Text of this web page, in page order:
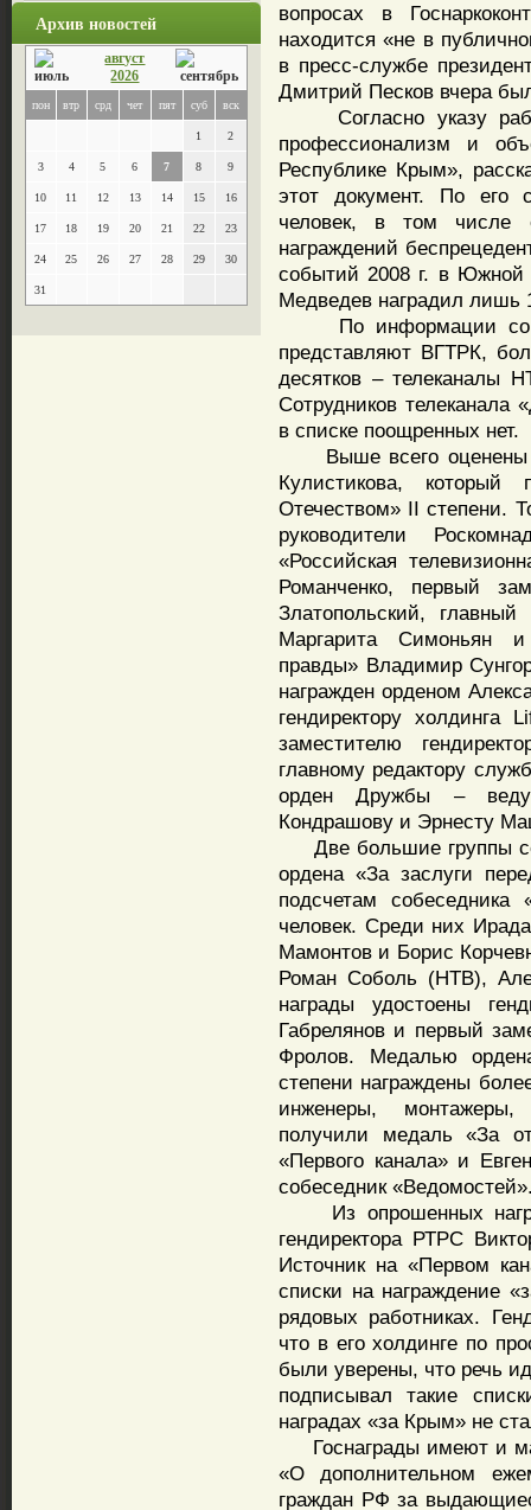
Архив новостей
август
2026
пон втр срд чет пят суб вск
1 2
3 4 5 6 7 8 9
10 11 12 13 14 15 16
17 18 19 20 21 22 23
24 25 26 27 28 29 30
31
вопросах в
находится «не в
в пресс-службе
Дмитрий Песков вчера
Согласно указу
профессионализм и
Республике Крым»,
этот документ. По его
человек, в том числе
награждений
событий 2008 г. в Южной
Медведев наградил лишь
По информации
представляют ВГТРК,
десятков – телеканалы
Сотрудников
в списке поощренных нет.
Выше всего оценены
Кулистикова,
Отечеством» II степени.
руководители
«Российская
Романченко, первый
Златопольский, главный
Маргарита Симоньян и
правды» Владимир
награжден орденом
гендиректору холдинга
заместителю
главному редактору
орден Дружбы –
Кондрашову и Эрнесту
Две большие группы
ордена «За заслуги
подсчетам
человек. Среди них
Мамонтов и Борис
Роман Соболь (НТВ),
награды удостоены
Габрелянов и первый
Фролов. Медалью
степени награждены
инженеры, монтажеры,
получили медаль «За
«Первого канала» и
собеседник
Из опрошенных
гендиректора РТРС
Источник на «Первом
списки на награждение
рядовых работниках.
что в его холдинге по
были уверены, что речь
подписывал такие
наградах «за Крым» не
Госнаграды имеют и
«О дополнительном
граждан РФ за